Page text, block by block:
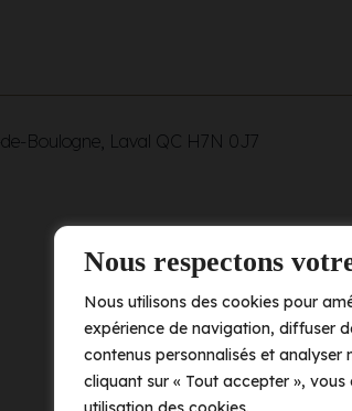
Nous respectons
Nous utilisons des cookies pour
expérience de navigation, diffuser
contenus personnalisés et analyser
cliquant sur « Tout accepter »,
Boulogne, Laval QC H7N 0J7